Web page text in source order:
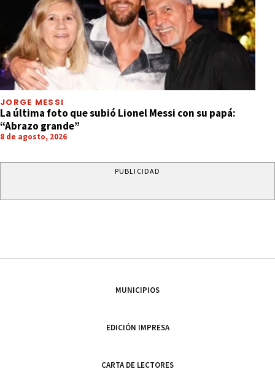
JORGE MESSI
La última foto que subió Lionel Messi con su papá:
“Abrazo grande”
8 de agosto, 2026
PUBLICIDAD
MUNICIPIOS
EDICIÓN IMPRESA
CARTA DE LECTORES